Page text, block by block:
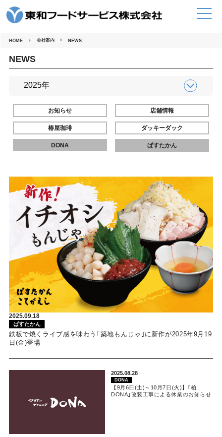
HOME 会社案内 NEWS
NEWS
お知らせ 店舗情報
椿屋珈琲 ダッキーダック
DONA ぱすたかん
2025.09.18
ぱすたかん
鉄板で焼くライブ感を味わう｢築地もんじゃ｣に新作が2025年9月19
日(金)登場
2025.08.28
DONA
【9月6日(土)～10月7日(火)】｢柏
DONA｣改装工事による休業のお知らせ